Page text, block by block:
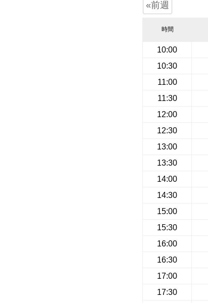
«前週
時間
10:00
10:30
11:00
11:30
12:00
12:30
13:00
13:30
14:00
14:30
15:00
15:30
16:00
16:30
17:00
17:30